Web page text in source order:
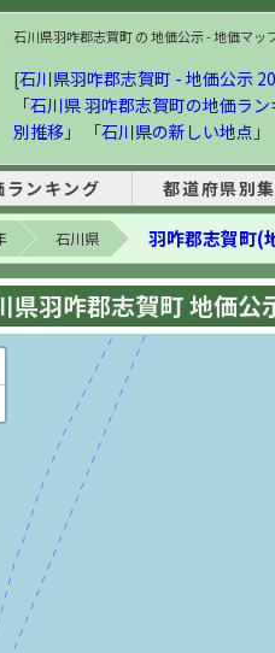
石川県羽咋郡志賀町 の 地価公示 - 地価マッ
[石川県羽咋郡志賀町 - 地価公示
「石川県 羽咋郡志賀町の地価ラ
別推移 」 「石川県の新しい地点
ランキング 都道府県別
石川県 羽咋郡志賀町(
県羽咋郡志賀町 地価